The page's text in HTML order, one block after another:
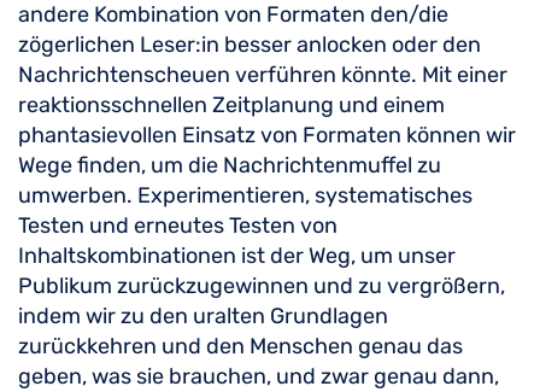
andere Kombination von Formaten den/die
zögerlichen Leser:in besser anlocken oder den
Nachrichtenscheuen verführen könnte. Mit einer
reaktionsschnellen Zeitplanung und einem
phantasievollen Einsatz von Formaten können wir
Wege finden, um die Nachrichtenmuffel zu
umwerben. Experimentieren, systematisches
Testen und erneutes Testen von
Inhaltskombinationen ist der Weg, um unser
Publikum zurückzugewinnen und zu vergrößern,
indem wir zu den uralten Grundlagen
zurückkehren und den Menschen genau das
geben, was sie brauchen, und zwar genau dann,